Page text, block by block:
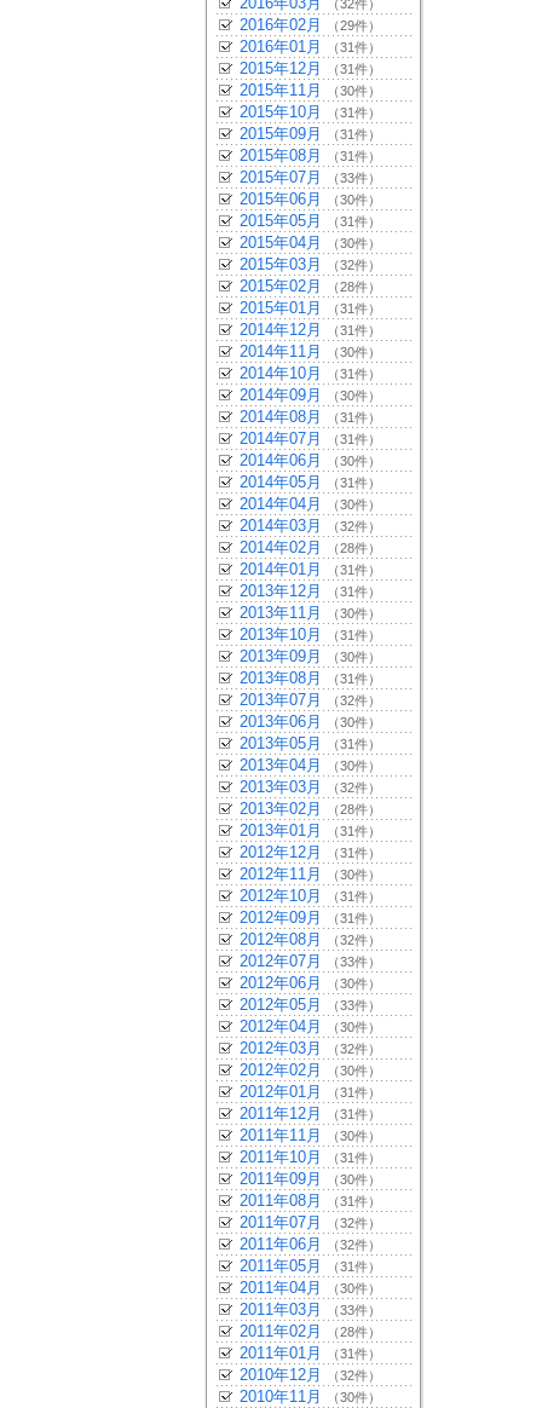
（32件）
2016年02月 （29件）
2016年01月 （31件）
2015年12月 （31件）
2015年11月 （30件）
2015年10月 （31件）
2015年09月 （31件）
2015年08月 （31件）
2015年07月 （33件）
2015年06月 （30件）
2015年05月 （31件）
2015年04月 （30件）
2015年03月 （32件）
2015年02月 （28件）
2015年01月 （31件）
2014年12月 （31件）
2014年11月 （30件）
2014年10月 （31件）
2014年09月 （30件）
2014年08月 （31件）
2014年07月 （31件）
2014年06月 （30件）
2014年05月 （31件）
2014年04月 （30件）
2014年03月 （32件）
2014年02月 （28件）
2014年01月 （31件）
2013年12月 （31件）
2013年11月 （30件）
2013年10月 （31件）
2013年09月 （30件）
2013年08月 （31件）
2013年07月 （32件）
2013年06月 （30件）
2013年05月 （31件）
2013年04月 （30件）
2013年03月 （32件）
2013年02月 （28件）
2013年01月 （31件）
2012年12月 （31件）
2012年11月 （30件）
2012年10月 （31件）
2012年09月 （31件）
2012年08月 （32件）
2012年07月 （33件）
2012年06月 （30件）
2012年05月 （33件）
2012年04月 （30件）
2012年03月 （32件）
2012年02月 （30件）
2012年01月 （31件）
2011年12月 （31件）
2011年11月 （30件）
2011年10月 （31件）
2011年09月 （30件）
2011年08月 （31件）
2011年07月 （32件）
2011年06月 （32件）
2011年05月 （31件）
2011年04月 （30件）
2011年03月 （33件）
2011年02月 （28件）
2011年01月 （31件）
2010年12月 （32件）
2010年11月 （30件）